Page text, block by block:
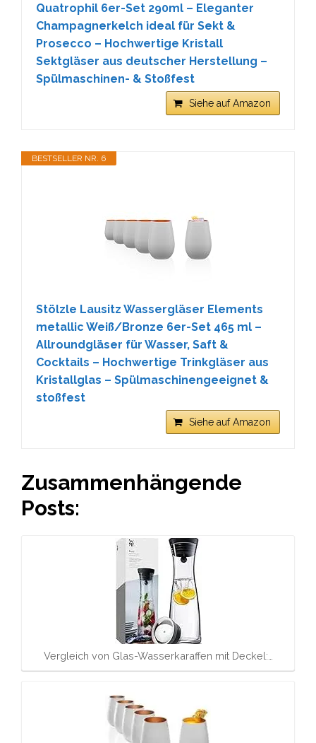
Quatrophil 6er-Set 290ml – Eleganter
Champagnerkelch ideal für Sekt &
Prosecco – Hochwertige Kristall
Sektgläser aus deutscher Herstellung –
Spülmaschinen- & Stoßfest
Siehe auf Amazon
BESTSELLER NR. 6
Stölzle Lausitz Wassergläser Elements
metallic Weiß/Bronze 6er-Set 465 ml –
Allroundgläser für Wasser, Saft &
Cocktails – Hochwertige Trinkgläser aus
Kristallglas – Spülmaschinengeeignet &
stoßfest
Siehe auf Amazon
Zusammenhängende
Posts:
Vergleich von Glas-Wasserkaraffen mit Deckel:…